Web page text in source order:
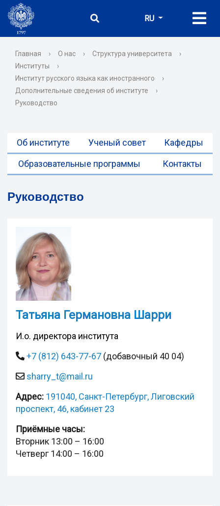
RU
Главная › О нас › Структура университета
›
Институты
›
Институт русского языка как иностранного
›
Дополнительные сведения об институте
›
Руководство
Об институте Ученый совет Кафедры
Образовательные программы Контакты
Руководство
Татьяна Германовна Шарри
И.о. директора института
+7 (812) 643-77-67 (добавочный 40 04)
sharry_t@mail.ru
Адрес: 191040, Санкт-Петербург, Лиговский
проспект, 46, кабинет 23
Приёмные часы:
Вторник 13:00 – 16:00
Четверг 14:00 – 16:00